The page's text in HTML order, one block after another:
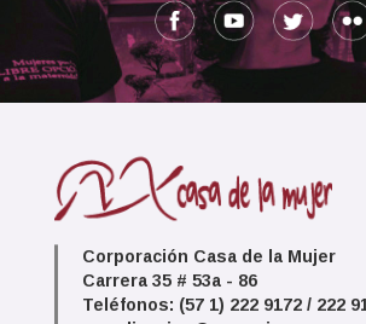
Corporación Casa de la Mujer
Carrera 35 # 53a - 86
Teléfonos: (57 1) 222 9172 / 222